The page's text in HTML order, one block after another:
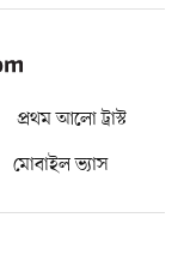
প্রথম আলো ট্রাস্ট
মোবাইল ভ্যাস